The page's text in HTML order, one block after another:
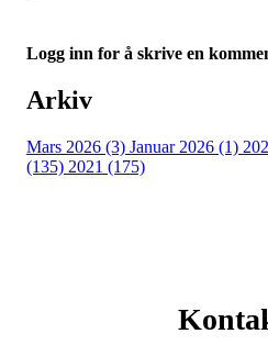
Logg inn for å skrive en
Arkiv
Mars 2026 (3) Januar 2026 (1)
(135) 2021 (175)